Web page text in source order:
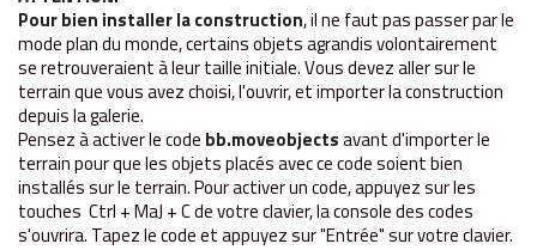
Pour bien installer la construction, il ne faut pas passer par le
mode plan du monde, certains objets agrandis volontairement
se retrouveraient à leur taille initiale. Vous devez aller sur le
terrain que vous avez choisi, l'ouvrir, et importer la construction
depuis la galerie.
Pensez à activer le code bb.moveobjectsavant d'importer le
terrain pour que les objets placés avec ce code soient bien
installés sur le terrain. Pour activer un code, appuyez sur les
touches Ctrl + MaJ + C de votre clavier, la console des codes
s'ouvrira. Tapez le code et appuyez sur "Entrée" sur votre clavier.